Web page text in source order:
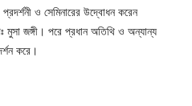
ও সেমিনারের উদ্বোধন করেন
মুসা জঙ্গী। পরে প্রধান অতিথি ও অন্যান্য
করে।